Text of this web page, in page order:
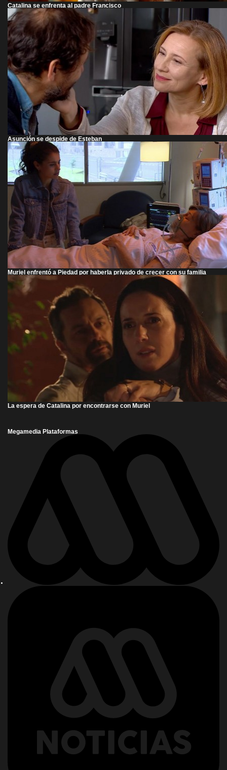
Catalina se enfrenta al padre Francisco
Asunción se despide de Esteban
Muriel enfrentó a Piedad por haberla privado de crecer con su familia
La espera de Catalina por encontrarse con Muriel
Megamedia Plataformas